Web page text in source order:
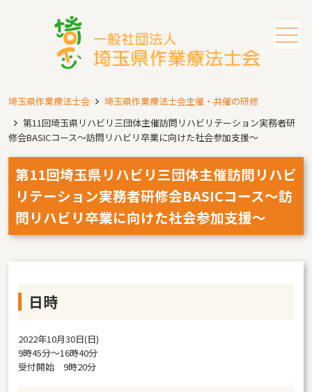
埼玉県作業療法士会
埼玉県作業療法士会主催・共催の研修
第11回埼玉県リハビリ三団体主催訪問リハビリテーション実務者研
修会BASICコース～訪問リハビリ卒業に向けた社会参加支援～
第11回埼玉県リハビリ三団体主催訪問リハビ
リテーション実務者研修会BASICコース～訪
問リハビリ卒業に向けた社会参加支援～
日時
2022年10月30日(日)
9時45分～16時40分
受付開始 9時20分